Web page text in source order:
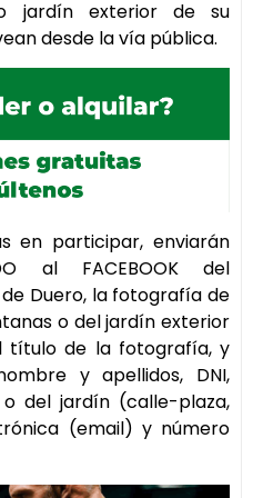
jardín exterior de su
desde la vía pública.
en participar, enviarán
al FACEBOOK del
Duero, la fotografía de
o del jardín exterior
título de la fotografía, y
y apellidos, DNI,
del jardín (calle-plaza,
(email) y número